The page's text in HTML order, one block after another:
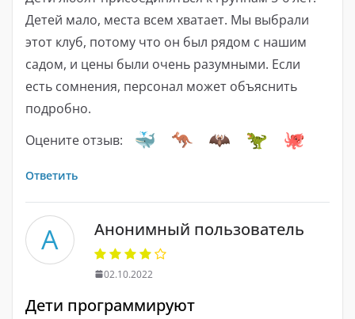
Детей мало, места всем хватает. Мы выбрали
этот клуб, потому что он был рядом с нашим
садом, и цены были очень разумными. Если
есть сомнения, персонал может объяснить
подробно.
Оцените отзыв:
Ответить
А Анонимный пользователь
02.10.2022
Дети программируют